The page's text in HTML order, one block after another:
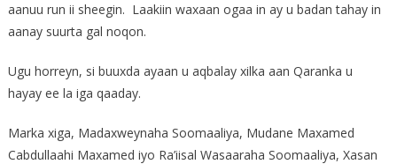
aanuu run ii sheegin. Laakiin waxaan ogaa in ay u badan tahay in
aanay suurta gal noqon.
Ugu horreyn, si buuxda ayaan u aqbalay xilka aan Qaranka u
hayay ee la iga qaaday.
Marka xiga, Madaxweynaha Soomaaliya, Mudane Maxamed
Cabdullaahi Maxamed iyo Ra’iisal Wasaaraha Soomaaliya, Xasan